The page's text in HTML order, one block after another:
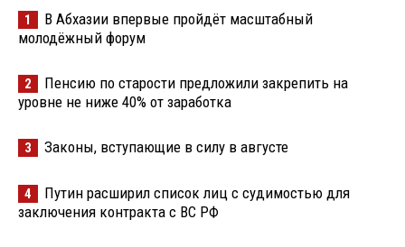
1
В Абхазии впервые пройдёт масштабный
молодёжный форум
2
Пенсию по старости предложили закрепить на
уровне не ниже 40% от заработка
3 Законы, вступающие в силу в августе
4
Путин расширил список лиц с судимостью для
заключения контракта с ВС РФ